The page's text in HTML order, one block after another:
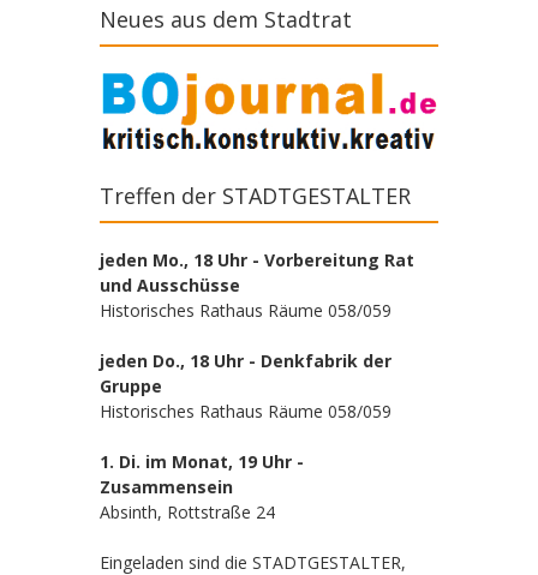
Neues aus dem Stadtrat
Treffen der STADTGESTALTER
jeden Mo., 18 Uhr - Vorbereitung Rat
und Ausschüsse
Historisches Rathaus Räume 058/059
jeden Do., 18 Uhr - Denkfabrik der
Gruppe
Historisches Rathaus Räume 058/059
1. Di. im Monat, 19 Uhr -
Zusammensein
Absinth, Rottstraße 24
Eingeladen sind die STADTGESTALTER,